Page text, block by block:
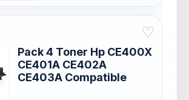
♡
Pack 4 Toner Hp CE400X
CE401A CE402A
CE403A Compatible